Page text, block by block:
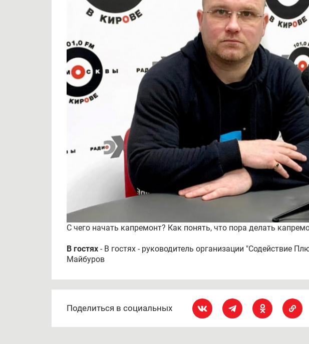
С чего начать капремонт? Как понять, что пора делать
В гостях - В гостях - руководитель организации "Содействие
Майбуров
Поделиться в социальных